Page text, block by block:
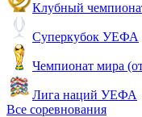
Клубный
Суперкубок УЕФА
Чемпионат мира
Лига наций УЕФА
Все соревнования